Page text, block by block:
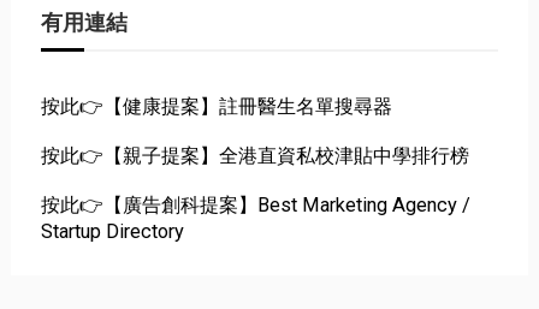
有用連結
按此👉【健康提案】註冊醫生名單搜尋器
按此👉【親子提案】全港直資私校津貼中學排行榜
按此👉【廣告創科提案】Best Marketing Agency /
Startup Directory